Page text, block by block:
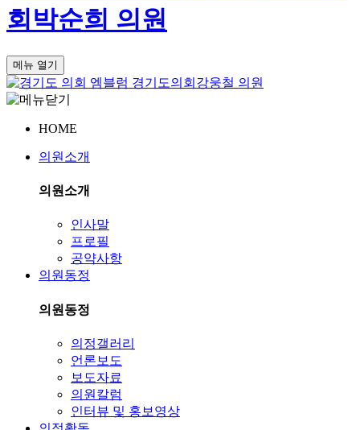
회박순희 의원
메뉴 열기
경기도의회 강웅철 의원
HOME
의원소개
의원소개
인사말
프로필
공약사항
의원동정
의원동정
의정갤러리
언론보도
보도자료
의원칼럼
인터뷰 및 홍보영상